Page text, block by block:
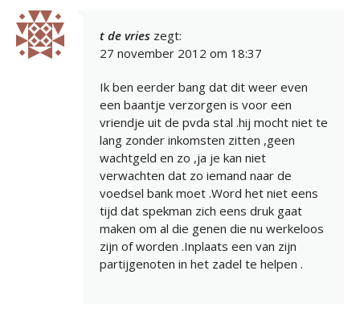
t de vries zegt:
27 november 2012 om 18:37
Ik ben eerder bang dat dit weer even
een baantje verzorgen is voor een
vriendje uit de pvda stal .hij mocht niet te
lang zonder inkomsten zitten ,geen
wachtgeld en zo ,ja je kan niet
verwachten dat zo iemand naar de
voedsel bank moet .Word het niet eens
tijd dat spekman zich eens druk gaat
maken om al die genen die nu werkeloos
zijn of worden .Inplaats een van zijn
partijgenoten in het zadel te helpen .